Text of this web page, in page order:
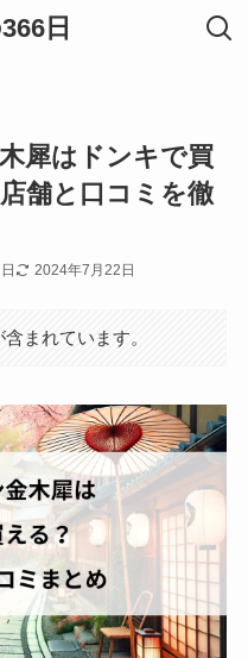
日
犀はドンキで買
舗と口コミを徹
2024年7月22日
まれています。